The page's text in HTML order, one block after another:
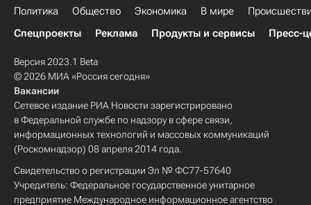
Политика Общество Экономика В мире
Спецпроекты
Реклама Продукты и сервисы Пресс-
Версия 2023.1 Beta
© 2026 МИА «Россия сегодня»
Вакансии
Сетевое издание РИА Новости зарегистрировано
в Федеральной службе по надзору в сфере связи,
информационных технологий и массовых коммуникаций
(Роскомнадзор) 08 апреля 2014 года.
Свидетельство о регистрации Эл № ФС77-57640
Учредитель: Федеральное государственное унитарное
предприятие Международное информационное агентство